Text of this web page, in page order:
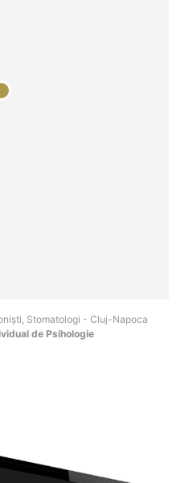
Stomatologi - Cluj-Napoca
de Psihologie